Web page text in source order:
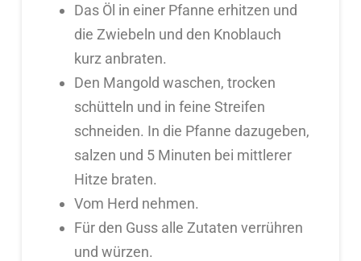
Das Öl in einer Pfanne erhitzen und
die Zwiebeln und den Knoblauch
kurz anbraten.
Den Mangold waschen, trocken
schütteln und in feine Streifen
schneiden. In die Pfanne dazugeben,
salzen und 5 Minuten bei mittlerer
Hitze braten.
Vom Herd nehmen.
Für den Guss alle Zutaten verrühren
und würzen.